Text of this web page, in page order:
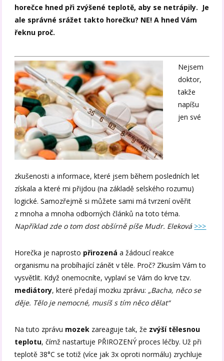
horečce hned při zvýšené teplotě, aby se netrápily. Je
ale správné srážet takto horečku? NE! A hned Vám
řeknu proč.
Nejsem
doktor,
takže
napíšu
jen své
zkušenosti a informace, které jsem během posledních let
získala a které mi přijdou (na základě selského rozumu)
logické. Samozřejmě si můžete sami má tvrzení ověřit
z mnoha a mnoha odborných článků na toto téma.
Například zde o tom dost obšírně píše Mudr. Eleková >>>
Horečka je naprosto přirozená a žádoucí reakce
organismu na probíhající zánět v těle. Proč? Zkusím Vám to
vysvětlit. Když onemocníte, vyplaví se Vám do krve tzv.
mediátory, které předají mozku zprávu: „Bacha, něco se
děje. Tělo je nemocné, musíš s tím něco dělat“
Na tuto zprávu mozek zareaguje tak, že zvýší tělesnou
teplotu, čímž nastartuje PŘIROZENÝ proces léčby. Už při
teplotě 38°C se totiž (více jak 3x oproti normálu) zrychluje